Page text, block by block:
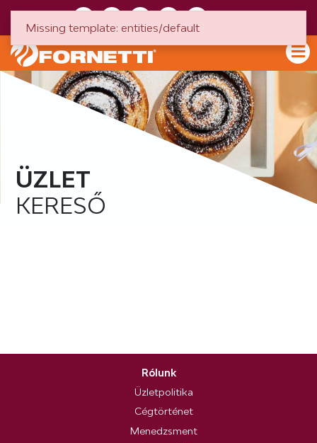
ÜZLET
KERESŐ
Rólunk
Üzletpolitika
Cégtörténet
Menedzsment
Missing template: entities/default